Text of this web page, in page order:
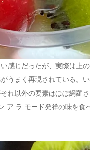
感じだったが、実際は上
うまく再現されている。
れ以外の要素はほぼ網羅
ア ラ モード発祥の味を食